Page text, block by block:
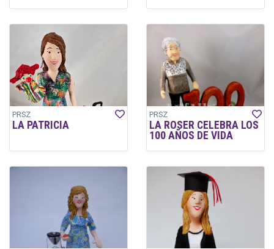
PRSZ
LA PATRICIA
PRSZ
LA ROSER CELEBRA LOS
100 AÑOS DE VIDA